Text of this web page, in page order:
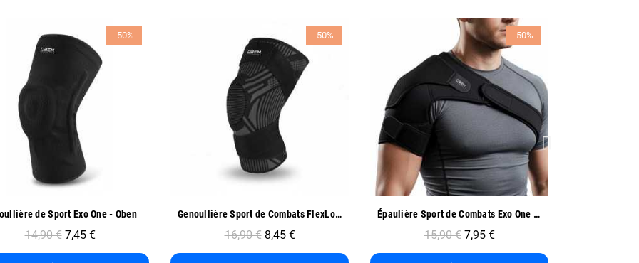
Aperçu rapide
-50%
Genoullière Sport de Combats FlexLock - Oben
16,90 € 8,45 €
Aperçu rapide
-50%
Épaulière Sport de Combats Exo One - Oben
15,90 € 7,95 €
Aperçu rapide
-50%
Coudière de Compression Sport - Oben
9,90 € 4,95 €